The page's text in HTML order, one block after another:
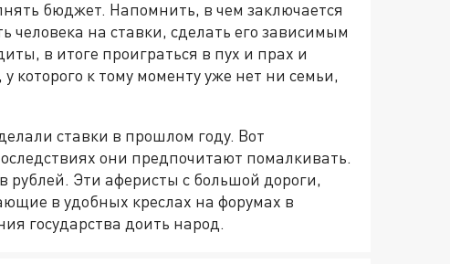
бюджет. Напомнить, в чем заключается
на ставки, сделать его зависимым
в итоге проиграться в пух и прах и
которого к тому моменту уже нет ни семьи,
ставки в прошлом году. Вот
они предпочитают помалкивать.
рублей. Эти аферисты с большой дороги,
в удобных креслах на форумах в
государства доить народ.